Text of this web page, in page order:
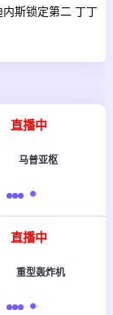
斯锁定第二 丁丁
直播中
马普亚枢
直播中
重型轰炸机